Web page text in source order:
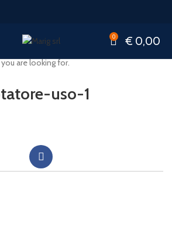
0 € 0,00
uso-1
are looking for.